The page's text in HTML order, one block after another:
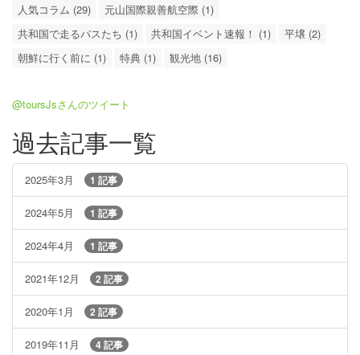
人気コラム (29)
元山国際親善航空際 (1)
共和国で走るバスたち (1)
共和国イベント速報！ (1)
平壌 (2)
朝鮮に行く前に (1)
特典 (1) 観光地 (16)
@toursJsさんのツイート
過去記事一覧
2025年3月 1 記事
2024年5月 1 記事
2024年4月 1 記事
2021年12月 2 記事
2020年1月 2 記事
2019年11月 4 記事